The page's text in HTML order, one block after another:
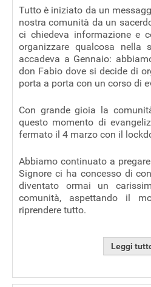
Tutto è iniziato da un
nostra comunità da un
ci chiedeva informazione e
organizzare qualcosa nella
accadeva a Gennaio:
don Fabio dove si decide di
porta a porta con un corso di
Con grande gioia la
questo momento di
fermato il 4 marzo con il
Abbiamo continuato a
Signore ci ha concesso di
diventato ormai un
comunità, aspettando il
riprendere tutto.
Leggi